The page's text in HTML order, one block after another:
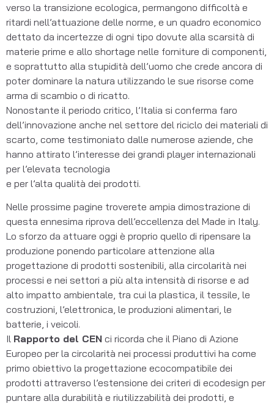
verso la transizione ecologica, permangono difficoltà e
ritardi nell’attuazione delle norme, e un quadro economico
dettato da incertezze di ogni tipo dovute alla scarsità di
materie prime e allo shortage nelle forniture di componenti,
e soprattutto alla stupidità dell’uomo che crede ancora di
poter dominare la natura utilizzando le sue risorse come
arma di scambio o di ricatto.
Nonostante il periodo critico, l’Italia si conferma faro
dell’innovazione anche nel settore del riciclo dei materiali di
scarto, come testimoniato dalle numerose aziende, che
hanno attirato l’interesse dei grandi player internazionali
per l’elevata tecnologia
e per l’alta qualità dei prodotti.
Nelle prossime pagine troverete ampia dimostrazione di
questa ennesima riprova dell’eccellenza del Made in Italy.
Lo sforzo da attuare oggi è proprio quello di ripensare la
produzione ponendo particolare attenzione alla
progettazione di prodotti sostenibili, alla circolarità nei
processi e nei settori a più alta intensità di risorse e ad
alto impatto ambientale, tra cui la plastica, il tessile, le
costruzioni, l’elettronica, le produzioni alimentari, le
batterie, i veicoli.
Il Rapporto del CEN ci ricorda che il Piano di Azione
Europeo per la circolarità nei processi produttivi ha come
primo obiettivo la progettazione ecocompatibile dei
prodotti attraverso l’estensione dei criteri di ecodesign per
puntare alla durabilità e riutilizzabilità dei prodotti, e